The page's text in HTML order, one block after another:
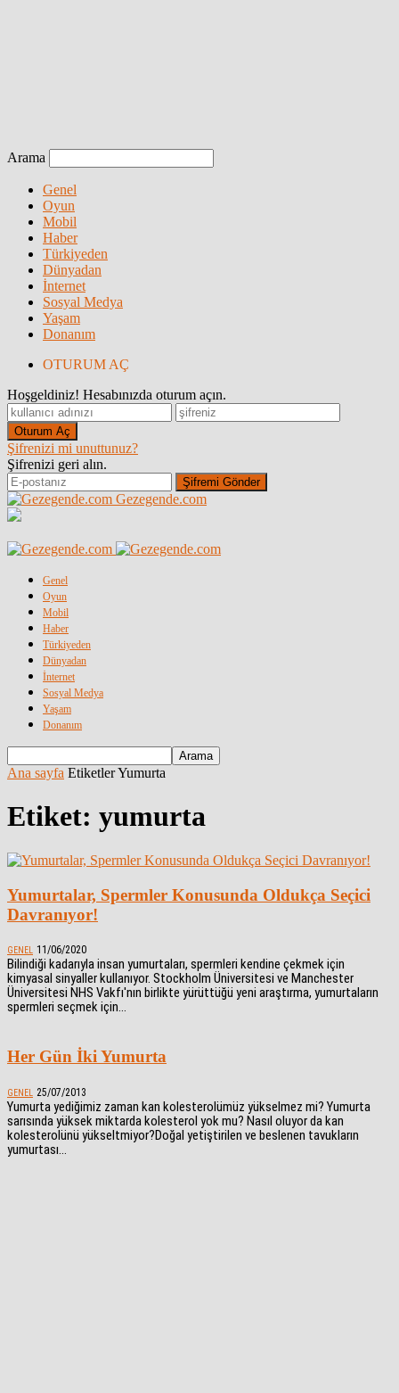
Arama
Genel
Oyun
Mobil
Haber
Türkiyeden
Dünyadan
İnternet
Sosyal Medya
Yaşam
Donanım
OTURUM AÇ
Hoşgeldiniz! Hesabınızda oturum açın.
Şifrenizi mi unuttunuz?
Şifrenizi geri alın.
Gezegende.com
Genel
Oyun
Mobil
Haber
Türkiyeden
Dünyadan
İnternet
Sosyal Medya
Yaşam
Donanım
Ana sayfa EtiketlerYumurta
Etiket: yumurta
Yumurtalar, Spermler Konusunda Oldukça Seçici
Davranıyor!
GENEL 11/06/2020
Bilindiği kadarıyla insan yumurtaları, spermleri kendine çekmek için
kimyasal sinyaller kullanıyor. Stockholm Üniversitesi ve Manchester
Üniversitesi NHS Vakfı'nın birlikte yürüttüğü yeni araştırma, yumurtaların
spermleri seçmek için...
Her Gün İki Yumurta
GENEL 25/07/2013
Yumurta yediğimiz zaman kan kolesterolümüz yükselmez mi? Yumurta
sarısında yüksek miktarda kolesterol yok mu? Nasıl oluyor da kan
kolesterolünü yükseltmiyor?Doğal yetiştirilen ve beslenen tavukların
yumurtası...